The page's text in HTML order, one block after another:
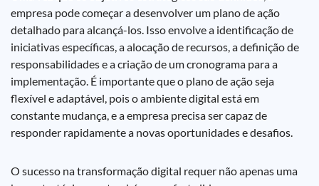
empresa pode começar a desenvolver um plano de ação
detalhado para alcançá-los. Isso envolve a identificação de
iniciativas específicas, a alocação de recursos, a definição de
responsabilidades e a criação de um cronograma para a
implementação. É importante que o plano de ação seja
flexível e adaptável, pois o ambiente digital está em
constante mudança, e a empresa precisa ser capaz de
responder rapidamente a novas oportunidades e desafios.
O sucesso na transformação digital requer não apenas uma